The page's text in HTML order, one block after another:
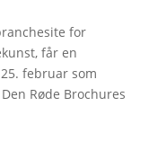
for
får en
februar som
Røde Brochures